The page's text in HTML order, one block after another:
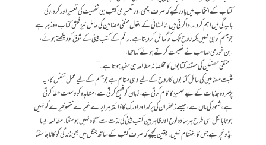
کتاب کےانتخاب میں یادرکھیے کہ صرف اچھی اور تعمیری کتب ہی شخصیت کی تعمیر اور کردارکی
بالیدگی میں اہم کردار ادا کرتی ہیں. ٹالسٹائی کے بقول منفی مضامین کی حامل نیز فحش کتاب وہ زہر ہے
جو جسم کو ہی نہیں بلکہ روح تک کوگھائل کر دیتا ہے. راقم کے کتب بینی کے شوق کو دیکھتے ہوئے،
ابن غوری صاحب نے نصیحت کرتے ہوئے کہا تھا،
’’متقی مصنفین کی مستند کتابوں کا مخلصانہ مطالعہ ہی مفید ہوتا ہے.‘‘
مثبت مضامین کی حامل کتابوں کا روح کے لیے وہی مقام ہے جو جسم کے لیے عمل تنفس کا، یہ
پژمردہ جذبات کے لیے مہمیز کا کام کرتی ہے، زبان کو فصیح کرتی ہے، مشاہدہ کو وسعت عطا کرتی
ہے، شعورکی ماں ہے، جیسے زعفران کی پرکھ اور ادرک کا ذائقہ ہر ایرے غیرے نتھو خیرے کو نہیں
ہوتا بالکل اسی طرح ہر سادہ لوح اور ظاہر بین کتب بینی کی لذت سےآگاہ نہیں ہو سکتا. مطالعہ ایسا
ایڈونچر ہے جس کا اختتام نہیں. یقین کیجیے کہ صرف کتب کے ساتھ جنگل میں بھی زندگی کو کاٹا جا سکتا